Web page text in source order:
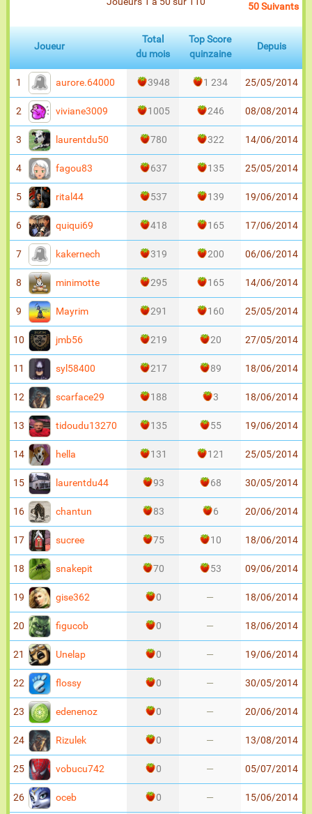
50 Suivants
Joueur
Total
du mois
Top Score
quinzaine
Depuis
1 aurore.64000 3948 1 234 25/05/2014
2 viviane3009 1005 246 08/08/2014
3 laurentdu50 780 322 14/06/2014
4 fagou83 637 135 25/05/2014
5 rital44 537 139 19/06/2014
6 quiqui69 418 165 17/06/2014
7 kakernech 319 200 06/06/2014
8 minimotte 295 165 14/06/2014
9 Mayrim 291 160 25/05/2014
10 jmb56 219 20 27/05/2014
11 syl58400 217 89 18/06/2014
12 scarface29 188 3 18/06/2014
13 tidoudu13270 135 55 19/06/2014
14 hella 131 121 25/05/2014
15 laurentdu44 93 68 30/05/2014
16 chantun 83 6 20/06/2014
17 sucree 75 10 18/06/2014
18 snakepit 70 53 09/06/2014
19 gise362 0 — 18/06/2014
20 figucob 0 — 18/06/2014
21 Unelap 0 — 19/06/2014
22 flossy 0 — 30/05/2014
23 edenenoz 0 — 20/06/2014
24 Rizulek 0 — 13/08/2014
25 vobucu742 0 — 05/07/2014
26 oceb 0 — 15/06/2014